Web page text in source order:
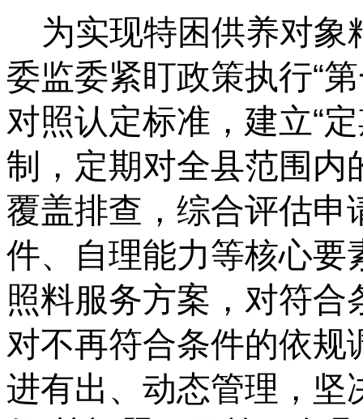
为实现特困供养对
委监委紧盯政策执行“
对照认定标准，建立“
制，定期对全县范围内
覆盖排查，综合评估申
件、自理能力等核心要
照料服务方案，对符
对不再符合条件的依规
进有出、动态管理，坚